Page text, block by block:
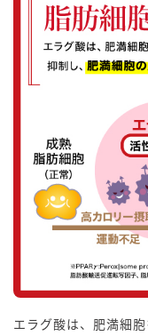
エラグ酸は、肥満細